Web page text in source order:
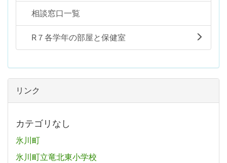
相談窓口一覧
R７各学年の部屋と保健室
リンク
カテゴリなし
氷川町
氷川町立竜北東小学校